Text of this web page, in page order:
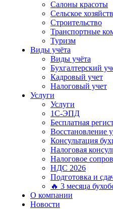
Салоны красоты
Сельское
Строительство
Транспортные
Туризм
Виды учёта
Виды учёта
Бухгалтерский
Кадровый учет
Налоговый учет
Услуги
Услуги
1С-ЭПД
Бесплатная
Восстановление
Консультация
Налоговая
Налоговое
НДС 2026
Подготовка и
🔥 3 месяца
О компании
Новости